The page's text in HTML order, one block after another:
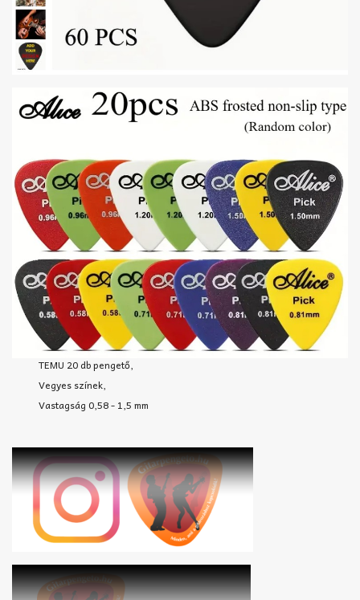
TEMU 20 db pengető,
Vegyes színek,
Vastagság 0,58 - 1,5 mm